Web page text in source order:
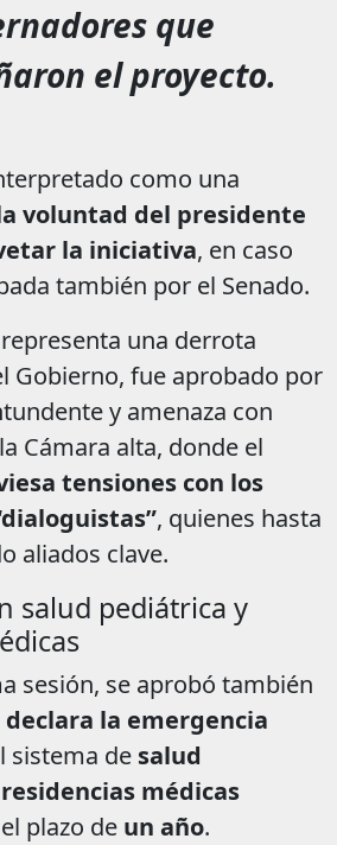
que
el proyecto.
como una
voluntad del presidente
la iniciativa, en caso
también por el Senado.
una derrota
Gobierno, fue aprobado por
y amenaza con
Cámara alta, donde el
tensiones con los
, quienes hasta
aliados clave.
salud pediátrica y
sesión, se aprobó también
la emergencia
sistema de salud
médicas
plazo de un año.